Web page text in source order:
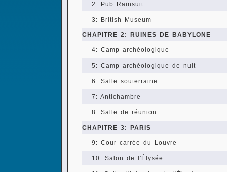
2: Pub Rainsuit
3: British Museum
CHAPITRE 2: RUINES DE BABYLONE
4: Camp archéologique
5: Camp archéologique de nuit
6: Salle souterraine
7: Antichambre
8: Salle de réunion
CHAPITRE 3: PARIS
9: Cour carrée du Louvre
10: Salon de l'Élysée